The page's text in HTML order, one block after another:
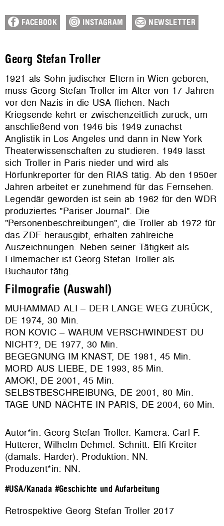
FACEBOOK INSTAGRAM NEWSLETTER
Georg Stefan Troller
1921 als Sohn jüdischer Eltern in Wien geboren,
muss Georg Stefan Troller im Alter von 17 Jahren
vor den Nazis in die USA fliehen. Nach
Kriegsende kehrt er zwischenzeitlich zurück, um
anschließend von 1946 bis 1949 zunächst
Anglistik in Los Angeles und dann in New York
Theaterwissenschaften zu studieren. 1949 lässt
sich Troller in Paris nieder und wird als
Hörfunkreporter für den RIAS tätig. Ab den 1950er
Jahren arbeitet er zunehmend für das Fernsehen.
Legendär geworden ist sein ab 1962 für den WDR
produziertes "Pariser Journal". Die
"Personenbeschreibungen", die Troller ab 1972 für
das ZDF herausgibt, erhalten zahlreiche
Auszeichnungen. Neben seiner Tätigkeit als
Filmemacher ist Georg Stefan Troller als
Buchautor tätig.
Filmografie (Auswahl)
MUHAMMAD ALI – DER LANGE WEG ZURÜCK,
DE 1974, 30 Min.
RON KOVIC – WARUM VERSCHWINDEST DU
NICHT?, DE 1977, 30 Min.
BEGEGNUNG IM KNAST, DE 1981, 45 Min.
MORD AUS LIEBE, DE 1993, 85 Min.
AMOK!, DE 2001, 45 Min.
SELBSTBESCHREIBUNG, DE 2001, 80 Min.
TAGE UND NÄCHTE IN PARIS, DE 2004, 60 Min.
Autor*in: Georg Stefan Troller. Kamera: Carl F.
Hutterer, Wilhelm Dehmel. Schnitt: Elfi Kreiter
(damals: Harder). Produktion: NN.
Produzent*in: NN.
#USA/Kanada #Geschichte und Aufarbeitung
Retrospektive Georg Stefan Troller 2017